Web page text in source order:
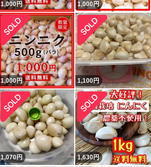
1,000円 1,000円
1,000円 1,100円
1,070円 1,630円